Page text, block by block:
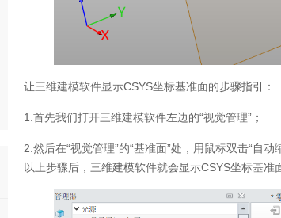
让三维建模软件显示CSYS坐标基准面的步骤指引：
1.首先我们打开三维建模软件左边的“视觉管理”；
2.然后在“视觉管理”的“基准面”处，用鼠标双击“自
以上步骤后，三维建模软件就会显示CSYS坐标基准